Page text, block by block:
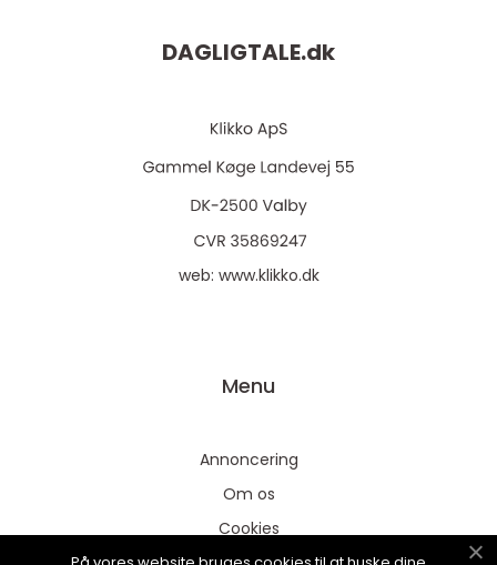
DAGLIGTALE.dk
web: www.klikko.dk
Menu
Annoncering
Om os
Cookies